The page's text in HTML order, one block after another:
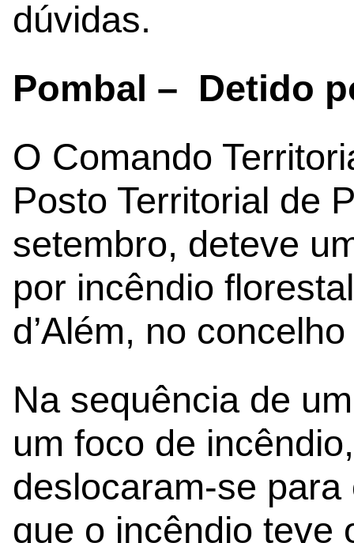
dúvidas.
Pombal – Detido
O Comando
Posto Territorial de
setembro, deteve
por incêndio
d’Além, no
Na sequência de
um foco de
deslocaram-se
que o incêndio teve